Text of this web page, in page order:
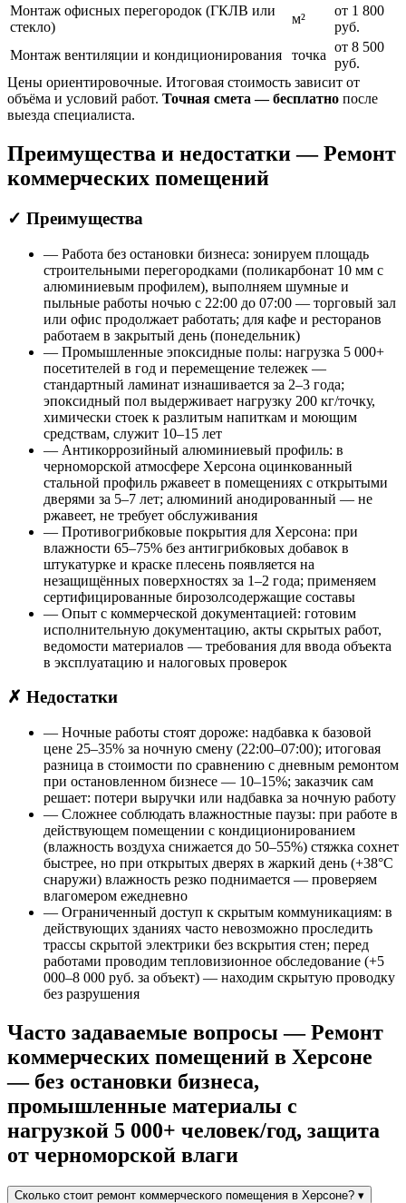
Монтаж офисных перегородок (ГКЛВ или
стекло)
м²
от 1 800
руб.
Монтаж вентиляции и кондиционирования
точка
от 8 500
руб.
Цены ориентировочные. Итоговая стоимость зависит от
объёма и условий работ. Точная смета — бесплатно после
выезда специалиста.
Преимущества и недостатки — Ремонт
коммерческих помещений
✓ Преимущества
— Работа без остановки бизнеса: зонируем площадь
строительными перегородками (поликарбонат 10 мм с
алюминиевым профилем), выполняем шумные и
пыльные работы ночью с 22:00 до 07:00 — торговый зал
или офис продолжает работать; для кафе и ресторанов
работаем в закрытый день (понедельник)
— Промышленные эпоксидные полы: нагрузка 5 000+
посетителей в год и перемещение тележек —
стандартный ламинат изнашивается за 2–3 года;
эпоксидный пол выдерживает нагрузку 200 кг/точку,
химически стоек к разлитым напиткам и моющим
средствам, служит 10–15 лет
— Антикоррозийный алюминиевый профиль: в
черноморской атмосфере Херсона оцинкованный
стальной профиль ржавеет в помещениях с открытыми
дверями за 5–7 лет; алюминий анодированный — не
ржавеет, не требует обслуживания
— Противогрибковые покрытия для Херсона: при
влажности 65–75% без антигрибковых добавок в
штукатурке и краске плесень появляется на
незащищённых поверхностях за 1–2 года; применяем
сертифицированные бирозолсодержащие составы
— Опыт с коммерческой документацией: готовим
исполнительную документацию, акты скрытых работ,
ведомости материалов — требования для ввода объекта
в эксплуатацию и налоговых проверок
✗ Недостатки
— Ночные работы стоят дороже: надбавка к базовой
цене 25–35% за ночную смену (22:00–07:00); итоговая
разница в стоимости по сравнению с дневным ремонтом
при остановленном бизнесе — 10–15%; заказчик сам
решает: потери выручки или надбавка за ночную работу
— Сложнее соблюдать влажностные паузы: при работе в
действующем помещении с кондиционированием
(влажность воздуха снижается до 50–55%) стяжка сохнет
быстрее, но при открытых дверях в жаркий день (+38°C
снаружи) влажность резко поднимается — проверяем
влагомером ежедневно
— Ограниченный доступ к скрытым коммуникациям: в
действующих зданиях часто невозможно проследить
трассы скрытой электрики без вскрытия стен; перед
работами проводим тепловизионное обследование (+5
000–8 000 руб. за объект) — находим скрытую проводку
без разрушения
Часто задаваемые вопросы — Ремонт
коммерческих помещений в Херсоне
— без остановки бизнеса,
промышленные материалы с
нагрузкой 5 000+ человек/год, защита
от черноморской влаги
Сколько стоит ремонт коммерческого помещения в Херсоне? ▾